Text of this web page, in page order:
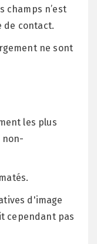
champs n’est
de contact.
ne sont
les plus
non-
d'image
cependant pas